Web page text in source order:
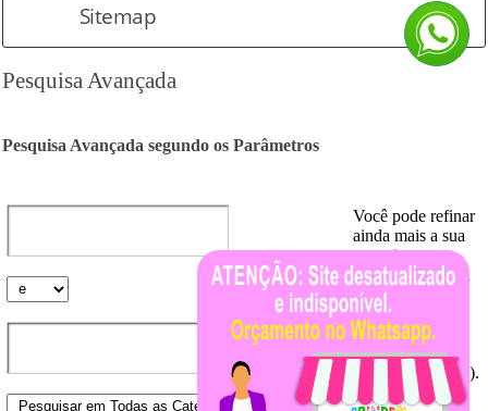
Sitemap
Pesquisa Avançada
Pesquisa Avançada segundo os Parâmetros
Você pode refinar
ainda mais a sua
pesquisa,
adicionando uma
segunda palavra-
chave e
selecionando os
operadores AND
(e) ou NOT (não).
Selecionando